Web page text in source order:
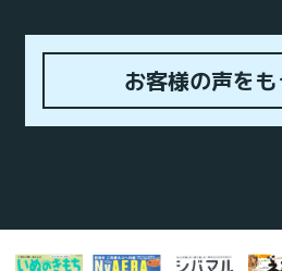
お客様の声を